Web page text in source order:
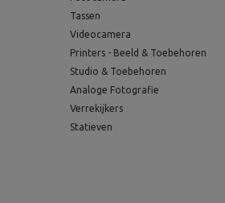
Tassen
Videocamera
Printers - Beeld & Toebehoren
Studio & Toebehoren
Analoge Fotografie
Verrekijkers
Statieven